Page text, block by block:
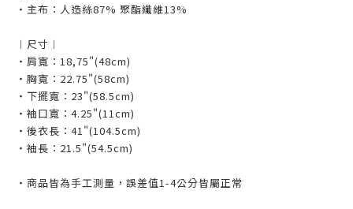
・主布：人造絲87% 聚酯纖維13%
︱尺寸︱
・肩寬：18,75"(48cm)
・胸寬：22.75"(58cm)
・下擺寬：23"(58.5cm)
・袖口寬：4.25"(11cm)
・後衣長：41"(104.5cm)
・袖長：21.5"(54.5cm)
・商品皆為手工測量，誤差值1-4公分皆屬正常